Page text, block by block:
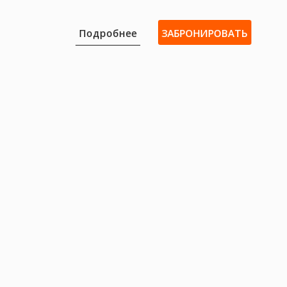
Подробнее ЗАБРОНИРОВАТЬ